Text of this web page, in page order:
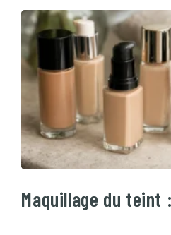
Maquillage du